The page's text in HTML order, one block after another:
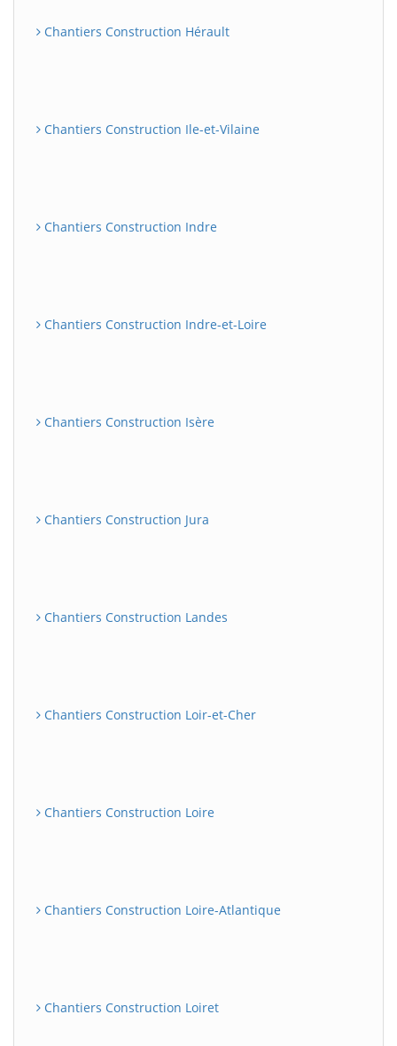
Chantiers Construction Hérault
Chantiers Construction Ile-et-Vilaine
Chantiers Construction Indre
Chantiers Construction Indre-et-Loire
Chantiers Construction Isère
Chantiers Construction Jura
Chantiers Construction Landes
Chantiers Construction Loir-et-Cher
Chantiers Construction Loire
Chantiers Construction Loire-Atlantique
Chantiers Construction Loiret